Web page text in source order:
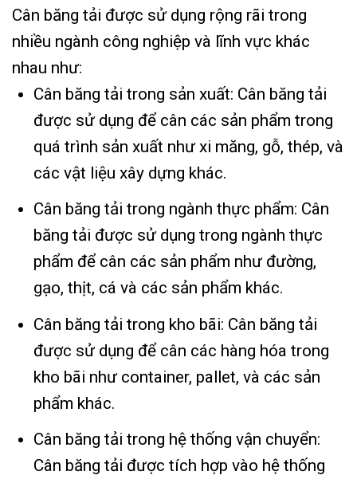
Cân băng tải được sử dụng rộng rãi trong
nhiều ngành công nghiệp và lĩnh vực khác
nhau như:
Cân băng tải trong sản xuất: Cân băng tải
được sử dụng để cân các sản phẩm trong
quá trình sản xuất như xi măng, gỗ, thép, và
các vật liệu xây dựng khác.
Cân băng tải trong ngành thực phẩm: Cân
băng tải được sử dụng trong ngành thực
phẩm để cân các sản phẩm như đường,
gạo, thịt, cá và các sản phẩm khác.
Cân băng tải trong kho bãi: Cân băng tải
được sử dụng để cân các hàng hóa trong
kho bãi như container, pallet, và các sản
phẩm khác.
Cân băng tải trong hệ thống vận chuyển:
Cân băng tải được tích hợp vào hệ thống